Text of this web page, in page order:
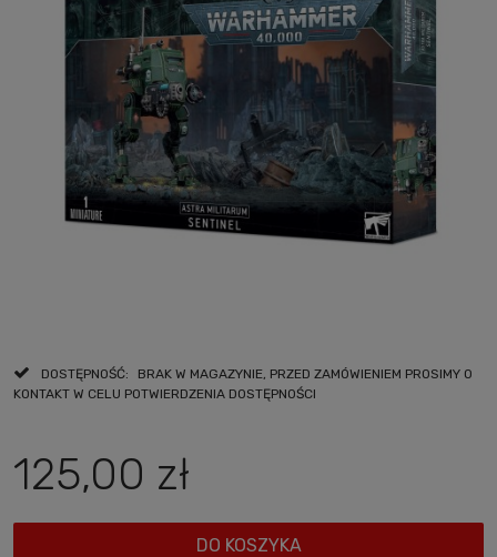
DOSTĘPNOŚĆ:
BRAK W MAGAZYNIE, PRZED ZAMÓWIENIEM PROSIMY O
KONTAKT W CELU POTWIERDZENIA DOSTĘPNOŚCI
125,00 zł
DO KOSZYKA